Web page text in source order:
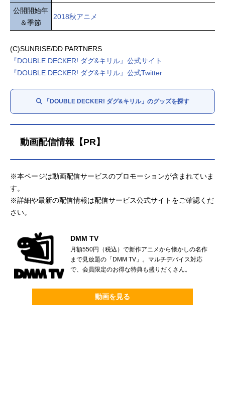
公開開始年
＆季節
2018秋アニメ
(C)SUNRISE/DD PARTNERS
『DOUBLE DECKER! ダグ&キリル』公式サイト
『DOUBLE DECKER! ダグ&キリル』公式Twitter
「DOUBLE DECKER! ダグ&キリル」のグッズを探す
動画配信情報【PR】
※本ページは動画配信サービスのプロモーションが含まれていま
す。
※詳細や最新の配信情報は配信サービス公式サイトをご確認くだ
さい。
DMM TV
月額550円（税込）で新作アニメから懐かしの名作
まで見放題の「DMM TV」。マルチデバイス対応
で、会員限定のお得な特典も盛りだくさん。
動画を見る